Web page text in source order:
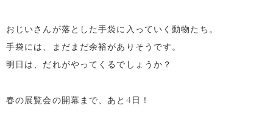
おじいさんが落とした手袋に入っていく動物たち。
手袋には、まだまだ余裕がありそうです。
明日は、だれがやってくるでしょうか？
春の展覧会の開幕まで、あと4日！